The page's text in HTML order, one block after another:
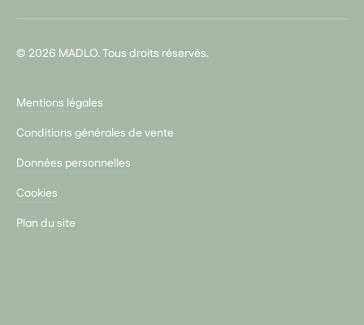
© 2026 MADLO. Tous droits réservés.
Mentions légales
Conditions générales de vente
Données personnelles
Cookies
Plan du site